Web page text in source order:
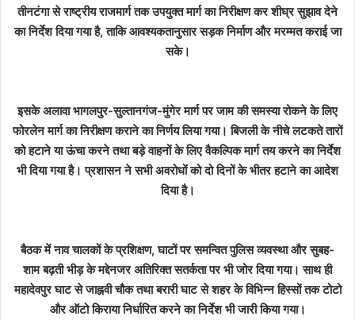
तीनटंगा से राष्ट्रीय राजमार्ग तक उपयुक्त मार्ग का निरीक्षण कर शीघ्र सुझाव देने
का निर्देश दिया गया है, ताकि आवश्यकतानुसार सड़क निर्माण और मरम्मत कराई जा
सके।
इसके अलावा भागलपुर-सुल्तानगंज-मुंगेर मार्ग पर जाम की समस्या रोकने के लिए
फोरलेन मार्ग का निरीक्षण कराने का निर्णय लिया गया। बिजली के नीचे लटकते तारों
को हटाने या ऊंचा करने तथा बड़े वाहनों के लिए वैकल्पिक मार्ग तय करने का निर्देश
भी दिया गया है। प्रशासन ने सभी अवरोधों को दो दिनों के भीतर हटाने का आदेश
दिया है।
बैठक में नाव चालकों के प्रशिक्षण, घाटों पर समन्वित पुलिस व्यवस्था और सुबह-
शाम बढ़ती भीड़ के मद्देनजर अतिरिक्त सतर्कता पर भी जोर दिया गया। साथ ही
महादेवपुर घाट से जाह्नवी चौक तथा बरारी घाट से शहर के विभिन्न हिस्सों तक टोटो
और ऑटो किराया निर्धारित करने का निर्देश भी जारी किया गया।